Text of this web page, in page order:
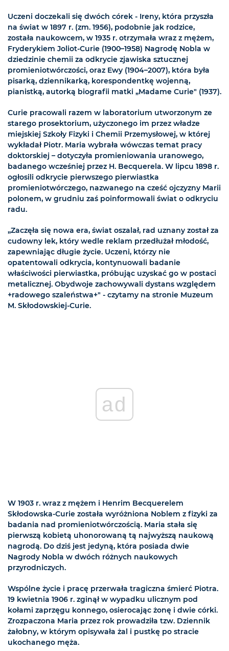
Uczeni doczekali się dwóch córek - Ireny, która przyszła
na świat w 1897 r. (zm. 1956), podobnie jak rodzice,
została naukowcem, w 1935 r. otrzymała wraz z mężem,
Fryderykiem Joliot-Curie (1900–1958) Nagrodę Nobla w
dziedzinie chemii za odkrycie zjawiska sztucznej
promieniotwórczości, oraz Ewy (1904–2007), która była
pisarką, dziennikarką, korespondentkę wojenną,
pianistką, autorką biografii matki „Madame Curie" (1937).
Curie pracowali razem w laboratorium utworzonym ze
starego prosektorium, użyczonego im przez władze
miejskiej Szkoły Fizyki i Chemii Przemysłowej, w której
wykładał Piotr. Maria wybrała wówczas temat pracy
doktorskiej – dotyczyła promieniowania uranowego,
badanego wcześniej przez H. Becquerela. W lipcu 1898 r.
ogłosili odkrycie pierwszego pierwiastka
promieniotwórczego, nazwanego na cześć ojczyzny Marii
polonem, w grudniu zaś poinformowali świat o odkryciu
radu.
„Zaczęła się nowa era, świat oszalał, rad uznany został za
cudowny lek, który wedle reklam przedłużał młodość,
zapewniając długie życie. Uczeni, którzy nie
opatentowali odkrycia, kontynuowali badanie
właściwości pierwiastka, próbując uzyskać go w postaci
metalicznej. Obydwoje zachowywali dystans względem
+radowego szaleństwa+" - czytamy na stronie Muzeum
M. Skłodowskiej-Curie.
ad
W 1903 r. wraz z mężem i Henrim Becquerelem
Skłodowska-Curie została wyróżniona Noblem z fizyki za
badania nad promieniotwórczością. Maria stała się
pierwszą kobietą uhonorowaną tą najwyższą naukową
nagrodą. Do dziś jest jedyną, która posiada dwie
Nagrody Nobla w dwóch różnych naukowych
przyrodniczych.
Wspólne życie i pracę przerwała tragiczna śmierć Piotra.
19 kwietnia 1906 r. zginął w wypadku ulicznym pod
kołami zaprzęgu konnego, osierocając żonę i dwie córki.
Zrozpaczona Maria przez rok prowadziła tzw. Dziennik
żałobny, w którym opisywała żal i pustkę po stracie
ukochanego męża.